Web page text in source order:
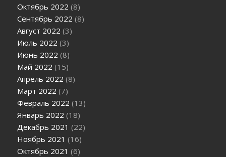
Октябрь 2022 (8)
Сентябрь 2022 (8)
Август 2022 (3)
Июль 2022 (3)
Июнь 2022 (8)
Май 2022 (15)
Апрель 2022 (8)
Март 2022 (7)
Февраль 2022 (13)
Январь 2022 (18)
Декабрь 2021 (22)
Ноябрь 2021 (16)
Октябрь 2021 (6)